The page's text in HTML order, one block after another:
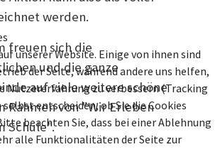
werden.
freuen sich die
und die ganze
auf viele weitere schöne
Rahmen von "Wir Erleben
Schule".
unserer Website. Einige von ihnen sind
der Seite, während andere uns helfen,
Nutzererfahrung zu verbessern (Tracking
selbst entscheiden, ob Sie die Cookies
beachten Sie, dass bei einer Ablehnung
alle Funktionalitäten der Seite zur